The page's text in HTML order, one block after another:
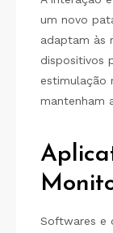
um novo
adaptam às
dispositivos
estimulação
mantenham
Softwares e